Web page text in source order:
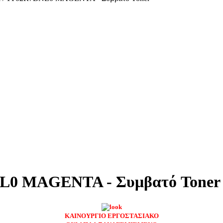
MAGENTA - Συμβατό Toner
ΚΑΙΝΟΥΡΓΙΟ ΕΡΓΟΣΤΑΣΙΑΚΟ